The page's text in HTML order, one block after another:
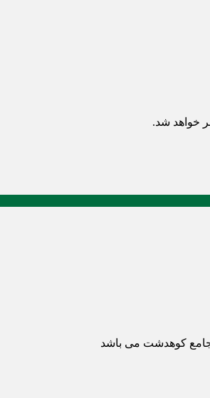
خواهد شد.
کوهدشت می باشد